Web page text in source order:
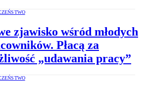
zjawisko wśród młodych
Płacą za
„udawania pracy”